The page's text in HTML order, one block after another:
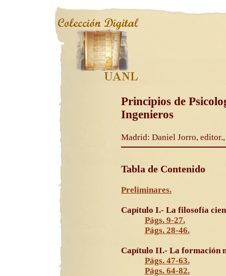
Principios de
Ingenieros
Madrid: Daniel Jorro,
Tabla de Contenido
Preliminares.
Capítulo I.- La filosofía
Págs. 9-27.
Págs. 28-46.
Capítulo II.- La formación
Págs. 47-63.
Págs. 64-82.